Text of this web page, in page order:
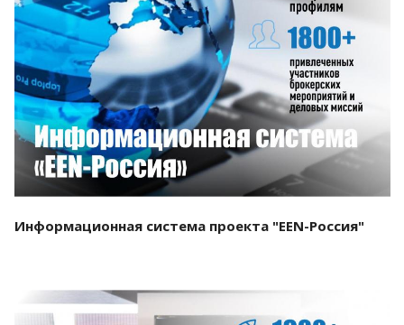
Смотреть проект
Информационная система проекта "EEN-Россия"